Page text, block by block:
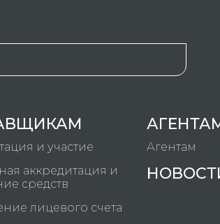
и участие
аккредитация и
средств
лицевого счета
Агентам